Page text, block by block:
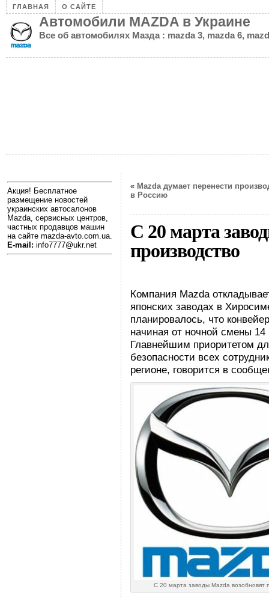
ГЛАВНАЯ О САЙТЕ
Автомобили MAZDA в Украине
Все об автомобилях Мазда : mazda 3, mazda 6,
« Mazda думает перенести
в Россию
С 20 марта
производство
Компания Mazda
японских заводах в
планировалось, что
начиная от ночной смены
Главнейшим приоритетом
безопасности всех
регионе, говорится в
С 20 марта заводы Mazda возобновят
Акция! Бесплатное
размещение новостей
украинских автосалонов
Mazda, сервисных центров,
частных продавцов машин
на сайте mazda-avto.com.ua.
E-mail: info7777@ukr.net